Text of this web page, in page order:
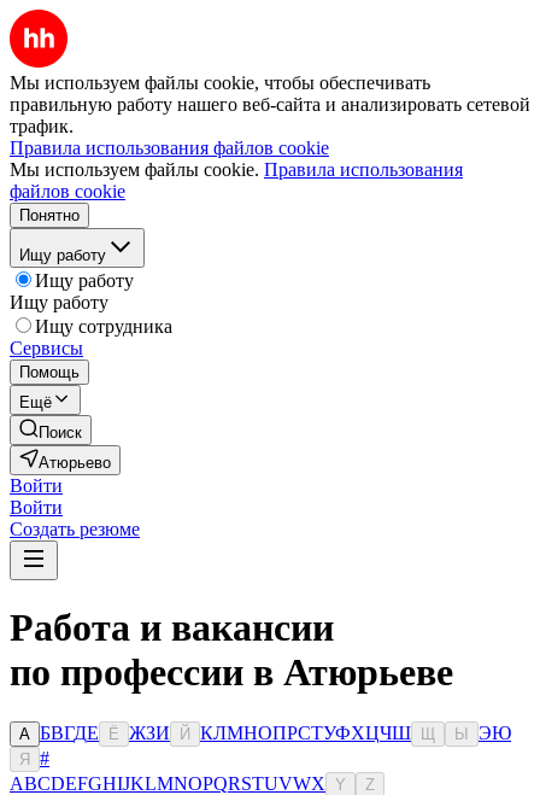
Мы используем файлы cookie, чтобы обеспечивать
правильную работу нашего веб-сайта и анализировать сетевой
трафик.
Правила использования файлов cookie
Мы используем файлы cookie. Правила использования
файлов cookie
Понятно
Ищу работу
Ищу работу
Ищу работу
Ищу сотрудника
Сервисы
Помощь
Ещё
Поиск
Атюрьево
Войти
Войти
Создать резюме
Работа и вакансии
по профессии в Атюрьеве
А БВГДЕ Ё ЖЗИ Й КЛМНОПРСТУФХЦЧШ Ы ЭЮ
Я
#
ABCDEFGHIJKLMNOPQRSTUVWX Y Z